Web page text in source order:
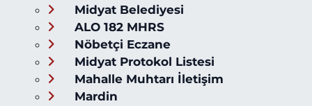
Midyat Belediyesi
ALO 182 MHRS
Nöbetçi Eczane
Midyat Protokol Listesi
Mahalle Muhtarı İletişim
Mardin